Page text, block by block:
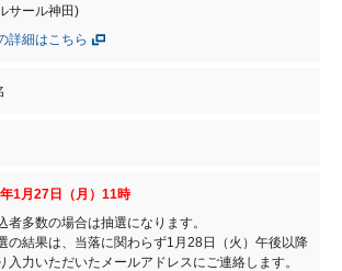
サール神田)
詳細はこちら
1月27日（月）11時
者多数の場合は抽選になります。
の結果は、当落に関わらず1月28日（火）午後以降
入力いただいたメールアドレスにご連絡します。